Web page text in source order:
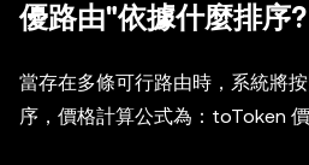
優路由"依據什麼排序?
當存在多條可行路由時，系統將
序，價格計算公式為：toToken